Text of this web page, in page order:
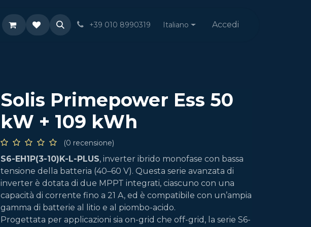
+39 010 8990319 Italiano Accedi
Solis Primepower Ess 50
kW + 109 kWh
(0 recensione)
S6-EH1P(3-10)K-L-PLUS, inverter ibrido monofase con bassa
tensione della batteria (40–60 V). Questa serie avanzata di
inverter è dotata di due MPPT integrati, ciascuno con una
capacità di corrente fino a 21 A, ed è compatibile con un’ampia
gamma di batterie al litio e al piombo-acido.
Progettata per applicazioni sia on-grid che off-grid, la serie S6-